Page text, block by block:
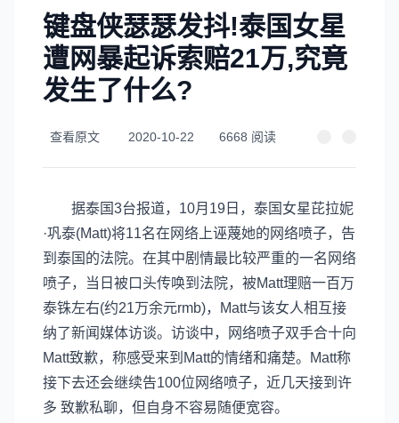
键盘侠瑟瑟发抖!泰国女星
遭网暴起诉索赔21万,究竟
发生了什么?
查看原文 2020-10-22 6668 阅读
据泰国3台报道，10月19日，泰国女星芘拉妮
·巩泰(Matt)将11名在网络上诬蔑她的网络喷子，告
到泰国的法院。在其中剧情最比较严重的一名网络
喷子，当日被口头传唤到法院，被Matt理赔一百万
泰铢左右(约21万余元rmb)，Matt与该女人相互接
纳了新闻媒体访谈。访谈中，网络喷子双手合十向
Matt致歉，称感受来到Matt的情绪和痛楚。Matt称
接下去还会继续告100位网络喷子，近几天接到许
多 致歉私聊，但自身不容易随便宽容。